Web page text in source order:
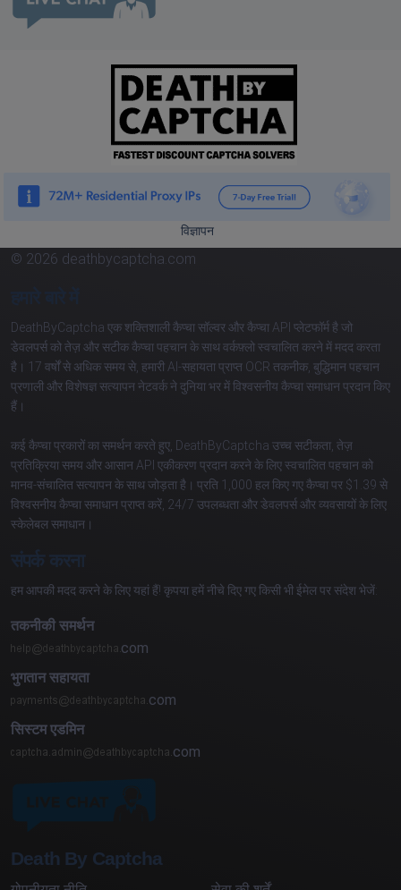
विज्ञापन
© 2026 deathbycaptcha.com
DeathByCaptcha एक शक्तिशाली कैप्चा सॉल्वर और कैप्चा API प्लेटफॉर्म है जो
डेवलपर्स को तेज़ और सटीक कैप्चा पहचान के साथ वर्कफ़्लो स्वचालित करने में मदद करता
है। 17 वर्षों से अधिक समय से, हमारी AI-सहायता प्राप्त OCR तकनीक, बुद्धिमान पहचान
प्रणाली और विशेषज्ञ सत्यापन नेटवर्क ने दुनिया भर में विश्वसनीय कैप्चा समाधान प्रदान किए
हैं।
कई कैप्चा प्रकारों का समर्थन करते हुए, DeathByCaptcha उच्च सटीकता, तेज़
प्रतिक्रिया समय और आसान API एकीकरण प्रदान करने के लिए स्वचालित पहचान को
मानव-संचालित सत्यापन के साथ जोड़ता है। प्रति 1,000 हल किए गए कैप्चा पर $1.39 से
विश्वसनीय कैप्चा समाधान प्राप्त करें, 24/7 उपलब्धता और डेवलपर्स और व्यवसायों के लिए
स्केलेबल समाधान।
संपर्क करना
हम आपकी मदद करने के लिए यहां हैं! कृपया हमें नीचे दिए गए किसी भी ईमेल पर संदेश भेजें:
तकनीकी समर्थन
com
भुगतान सहायता
com
सिस्टम एडमिन
com
Death By Captcha